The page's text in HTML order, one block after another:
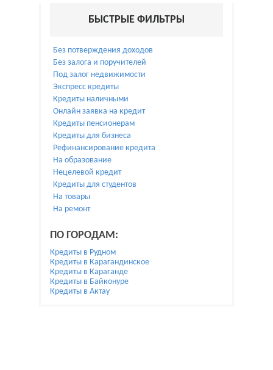
БЫСТРЫЕ ФИЛЬТРЫ
Без потверждения доходов
Без залога и поручителей
Под залог недвижимости
Экспресс кредиты
Кредиты наличными
Онлайн заявка на кредит
Кредиты пенсионерам
Кредиты для бизнеса
Рефинансирование кредита
На образование
Нецелевой кредит
Кредиты для студентов
На товары
На ремонт
ПО ГОРОДАМ:
Кредиты в Рудном
Кредиты в Карагандинское
Кредиты в Караганде
Кредиты в Байконуре
Кредиты в Актау